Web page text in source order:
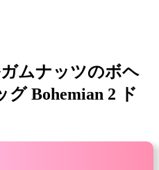
ムナッツのボヘ
Bohemian 2 ド